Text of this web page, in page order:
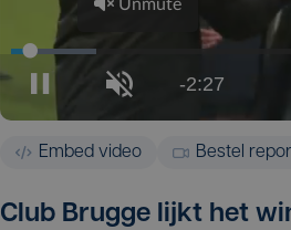
Embed video Bestel
Club Brugge lijkt het